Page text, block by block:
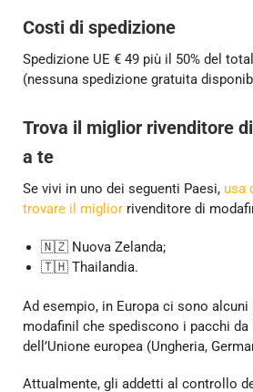
Costi di spedizione
Spedizione UE € 49 più il 50% del
(nessuna spedizione gratuita
Trova il miglior rivenditore
a te
Se vivi in uno dei seguenti Paesi, usa
trovare il miglior rivenditore di
🇳🇿 Nuova Zelanda;
🇹🇭 Thailandia.
Ad esempio, in Europa ci sono
modafinil che spediscono i pacchi da
dell’Unione europea (Ungheria,
Attualmente, gli addetti al controllo